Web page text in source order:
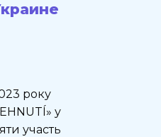
року
у
участь